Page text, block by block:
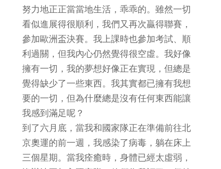
努力地正正當當地生活，乖乖的。雖然一切
看似進展得很順利，我們又再次贏得聯賽，
參加歐洲盃決賽。我上課時也參加考試、順
利過關，但我內心仍然覺得很空虛。我好像
擁有一切，我的夢想好像正在實現，但總是
覺得缺少了一些東西。我其實都已擁有我想
要的一切，但為什麼總是沒有任何東西能讓
我感到滿足呢？
到了六月底，當我和國家隊正在準備前往北
京奧運的前一週，我感染了病毒，躺在床上
三個星期。當我痊癒時，身體已經太虛弱，